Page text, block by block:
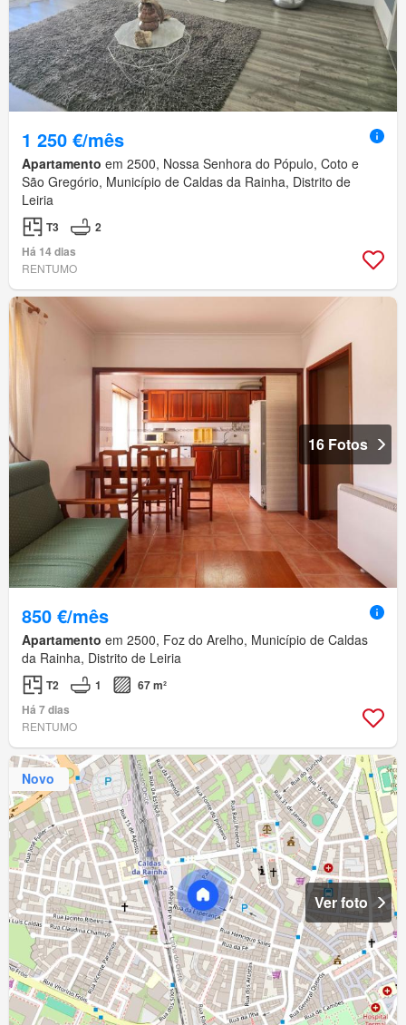
1 250 €/mês
Apartamento em 2500, Nossa Senhora do Pópulo, Coto e
São Gregório, Município de Caldas da Rainha, Distrito de
Leiria
T3
2
Há 14 dias
RENTUMO
16 Fotos
850 €/mês
Apartamento em 2500, Foz do Arelho, Município de Caldas
da Rainha, Distrito de Leiria
T2 1
67 m²
Há 7 dias
RENTUMO
Novo
Ver foto